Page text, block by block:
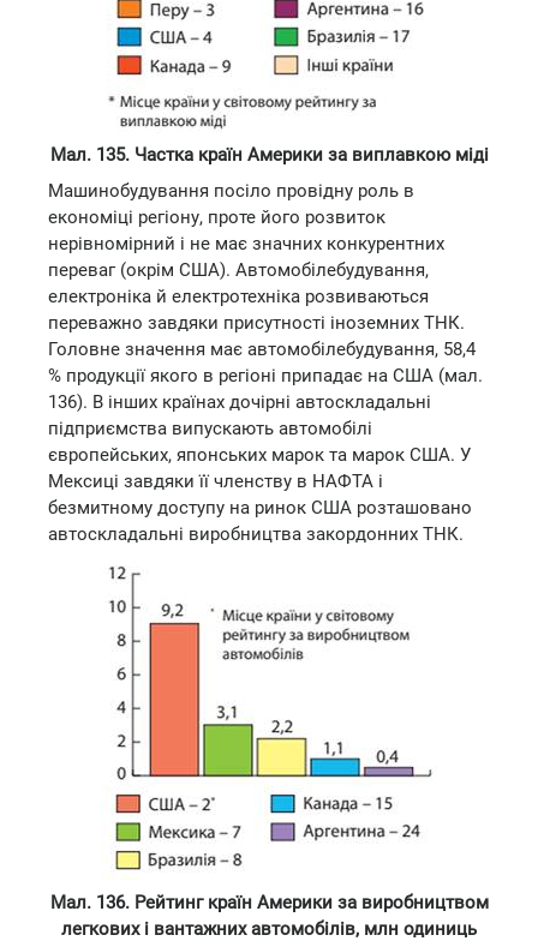
Мал. 135. Частка країн Америки за виплавкою міді
Машинобудування посіло провідну роль в
економіці регіону, проте його розвиток
нерівномірний і не має значних конкурентних
переваг (окрім США). Автомобілебудування,
електроніка й електротехніка розвиваються
переважно завдяки присутності іноземних ТНК.
Головне значення має автомобілебудування, 58,4
% продукції якого в регіоні припадає на США (мал.
136). В інших країнах дочірні автоскладальні
підприємства випускають автомобілі
європейських, японських марок та марок США. У
Мексиці завдяки її членству в НАФТА і
безмитному доступу на ринок США розташовано
автоскладальні виробництва закордонних ТНК.
Мал. 136. Рейтинг країн Америки за виробництвом
легкових і вантажних автомобілів, млн одиниць